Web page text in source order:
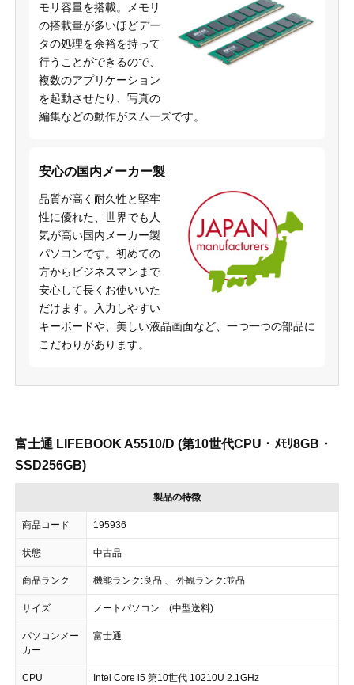
モリ容量を搭載。メモリ
の搭載量が多いほどデー
タの処理を余裕を持って
行うことができるので、
複数のアプリケーション
を起動させたり、写真の
編集などの動作がスムーズです。
安心の国内メーカー製
品質が高く耐久性と堅牢
性に優れた、世界でも人
気が高い国内メーカー製
パソコンです。初めての
方からビジネスマンまで
安心して長くお使いいた
だけます。入力しやすい
キーボードや、美しい液晶画面など、一つ一つの部品に
こだわりがあります。
富士通 LIFEBOOK A5510/D (第10世代CPU・ﾒﾓﾘ8GB・
SSD256GB)
製品の特徴
商品コード 195936
状態 中古品
商品ランク 機能ランク:良品 、 外観ランク:並品
サイズ ノートパソコン (中型送料)
パソコンメー
カー
富士通
CPU Intel Core i5 第10世代 10210U 2.1GHz